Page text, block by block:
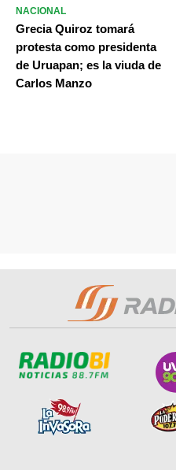
NACIONAL
Grecia Quiroz tomará
protesta como presidenta
de Uruapan; es la viuda de
Carlos Manzo